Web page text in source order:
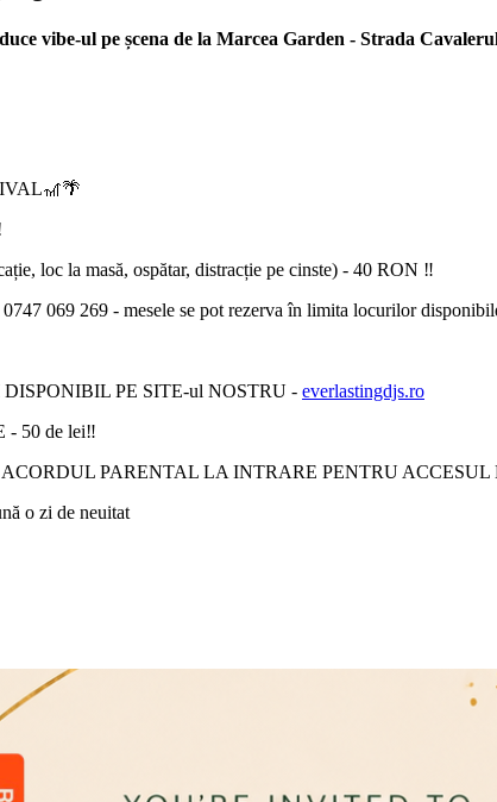
vibe-ul pe șcena de la Marcea Garden - Strada
loc la masă, ospătar, distracție pe cinste) - 40 RON ‼️
069 269 - mesele se pot rezerva în limita locurilor
PE SITE-ul NOSTRU - everlastingdjs.ro
50 de lei‼️
PARENTAL LA INTRARE PENTRU
o zi de neuitat